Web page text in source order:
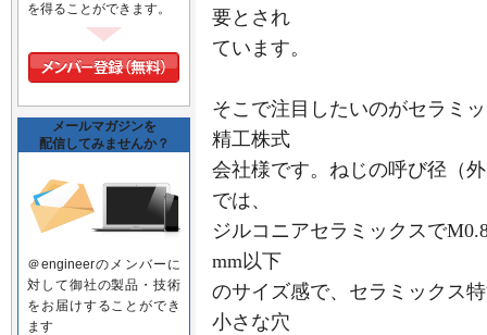
要とされ
ています。
そこで注目したいのがセラミ
精工株式
会社様です。ねじの呼び径（
では、
ジルコニアセラミックスで
mm以下
のサイズ感で、セラミックス
小さな穴
を得ることができます。
メールマガジンを
配信してみませんか？
＠engineerのメンバーに
対して御社の製品・技術
をお届けすることができ
ます